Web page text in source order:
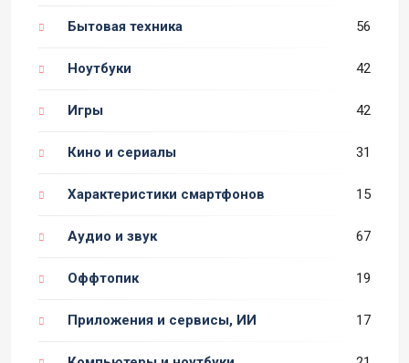
Бытовая техника 56
Ноутбуки 42
Игры 42
Кино и сериалы 31
Характеристики смартфонов 15
Аудио и звук 67
Оффтопик 19
Приложения и сервисы, ИИ 17